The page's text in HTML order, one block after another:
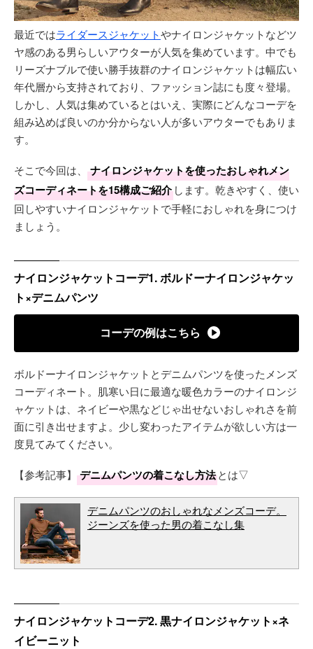
最近ではライダースジャケットやナイロンジャケットなどツ
ヤ感のある男らしいアウターが人気を集めています。中でも
リーズナブルで使い勝手抜群のナイロンジャケットは幅広い
年代層から支持されており、ファッション誌にも度々登場。
しかし、人気は集めているとはいえ、実際にどんなコーデを
組み込めば良いのか分からない人が多いアウターでもありま
す。
そこで今回は、
ナイロンジャケットを使ったおしゃれメン
ズコーディネートを15構成ご紹介 します。乾きやすく、使い
回しやすいナイロンジャケットで手軽におしゃれを身につけ
ましょう。
ナイロンジャケットコーデ1. ボルドーナイロンジャケッ
ト×デニムパンツ
コーデの例はこちら
ボルドーナイロンジャケットとデニムパンツを使ったメンズ
コーディネート。肌寒い日に最適な暖色カラーのナイロンジ
ャケットは、ネイビーや黒などじゃ出せないおしゃれさを前
面に引き出せますよ。少し変わったアイテムが欲しい方は一
度見てみてください。
【参考記事】 デニムパンツの着こなし方法とは▽
デニムパンツのおしゃれなメンズコーデ。
ジーンズを使った男の着こなし集
ナイロンジャケットコーデ2. 黒ナイロンジャケット×ネ
イビーニット